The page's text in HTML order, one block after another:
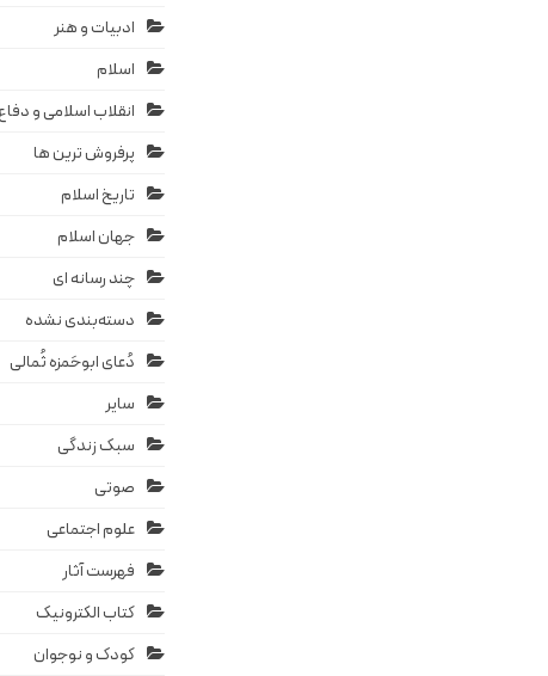
ادبیات و هنر
اسلام
انقلاب اسلامی و
پرفروش ترین ها
تاریخ اسلام
جهان اسلام
چند رسانه ای
دسته‌بندی نشده
دُعای ابوحَمزه ثُمالی
سایر
سبک زندگی
صوتی
علوم اجتماعی
فهرست آثار
کتاب الکترونیک
کودک و نوجوان